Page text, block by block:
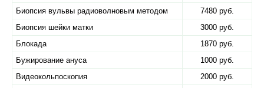
Биопсия вульвы радиоволновым методом
7480 руб.
Биопсия шейки матки
3000 руб.
Блокада
1870 руб.
Бужирование ануса
1000 руб.
Видеокольпоскопия
2000 руб.